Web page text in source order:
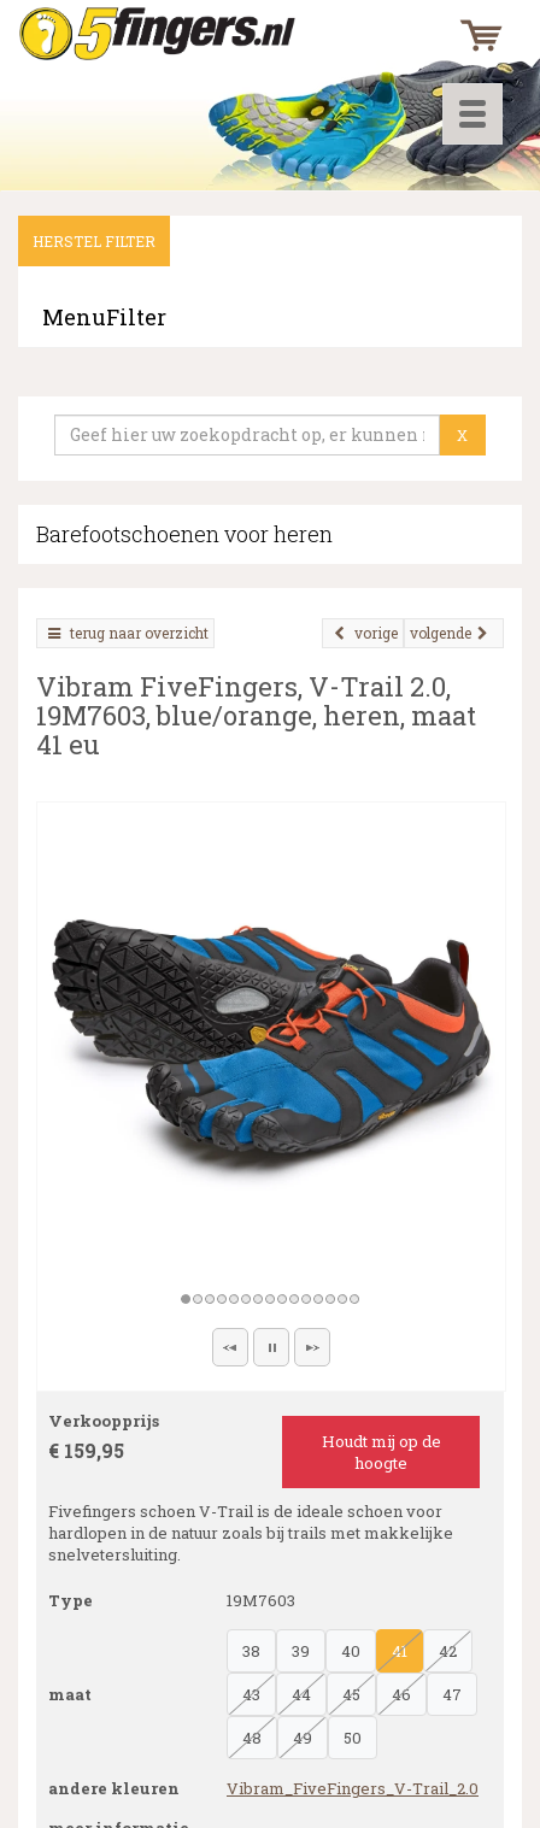
Toggle
▼
▼
HERSTEL FILTER
MenuFilter
X
Barefootschoenen voor heren
terug naar overzicht volgende
vorige
Vibram FiveFingers, V-Trail 2.0,
19M7603, blue/orange, heren, maat
41 eu
Verkoopprijs
€ 159,95
Houdt mij op de
hoogte
Fivefingers schoen V-Trail is de ideale schoen voor
hardlopen in de natuur zoals bij trails met makkelijke
snelvetersluiting.
Type 19M7603
maat
38 39 40 41
42
43
44 45 46
47
48
49 50
andere kleuren
Vibram_FiveFingers_V-Trail_2.0